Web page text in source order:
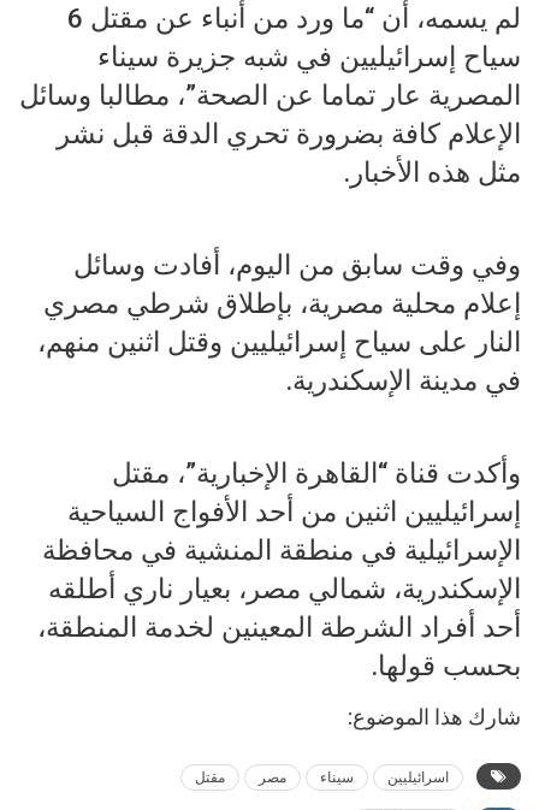
لم يسمه، أن “ما ورد من أنباء عن مقتل 6
سياح إسرائيليين في شبه جزيرة سيناء
المصرية عار تماما عن الصحة”، مطالبا وسائل
الإعلام كافة بضرورة تحري الدقة قبل نشر
مثل هذه الأخبار.
وفي وقت سابق من اليوم، أفادت وسائل
إعلام محلية مصرية، بإطلاق شرطي مصري
النار على سياح إسرائيليين وقتل اثنين منهم،
في مدينة الإسكندرية.
وأكدت قناة “القاهرة الإخبارية”، مقتل
إسرائيليين اثنين من أحد الأفواج السياحية
الإسرائيلية في منطقة المنشية في محافظة
الإسكندرية، شمالي مصر، بعيار ناري أطلقه
أحد أفراد الشرطة المعينين لخدمة المنطقة،
بحسب قولها.
شارك هذا الموضوع:
اسرائيليين سيناء مصر مقتل